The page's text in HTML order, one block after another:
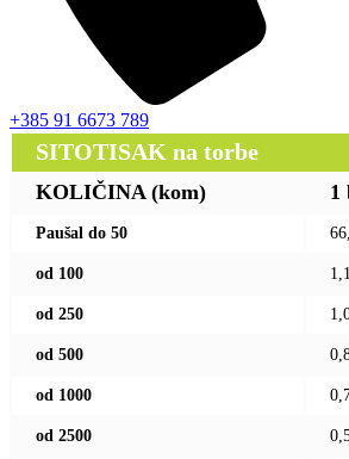
+385 91 6673 789
SITOTISAK na torbe
KOLIČINA (kom) 1
Paušal do 50
od 100
od 250
od 500
od 1000
od 2500